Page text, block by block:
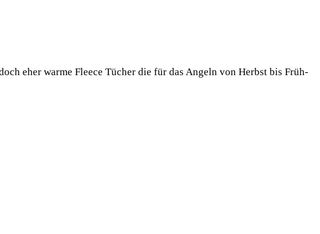
eher war­me Fleece Tücher die für das Angeln von Herbst bis Früh­